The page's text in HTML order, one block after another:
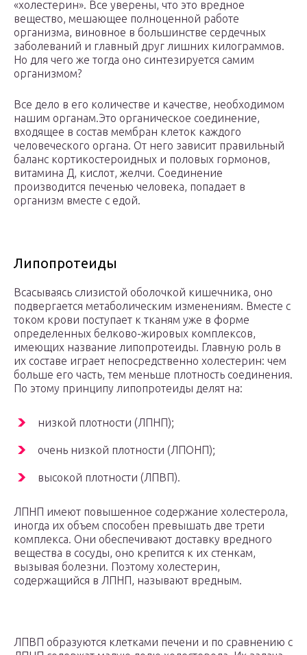
«холестерин». Все уверены, что это вредное
вещество, мешающее полноценной работе
организма, виновное в большинстве сердечных
заболеваний и главный друг лишних килограммов.
Но для чего же тогда оно синтезируется самим
организмом?
Все дело в его количестве и качестве, необходимом
нашим органам.Это органическое соединение,
входящее в состав мембран клеток каждого
человеческого органа. От него зависит правильный
баланс кортикостероидных и половых гормонов,
витамина Д, кислот, желчи. Соединение
производится печенью человека, попадает в
организм вместе с едой.
Липопротеиды
Всасываясь слизистой оболочкой кишечника, оно
подвергается метаболическим изменениям. Вместе с
током крови поступает к тканям уже в форме
определенных белково-жировых комплексов,
имеющих название липопротеиды. Главную роль в
их составе играет непосредственно холестерин: чем
больше его часть, тем меньше плотность соединения.
По этому принципу липопротеиды делят на:
низкой плотности (ЛПНП);
очень низкой плотности (ЛПОНП);
высокой плотности (ЛПВП).
ЛПНП имеют повышенное содержание холестерола,
иногда их объем способен превышать две трети
комплекса. Они обеспечивают доставку вредного
вещества в сосуды, оно крепится к их стенкам,
вызывая болезни. Поэтому холестерин,
содержащийся в ЛПНП, называют вредным.
ЛПВП образуются клетками печени и по сравнению с